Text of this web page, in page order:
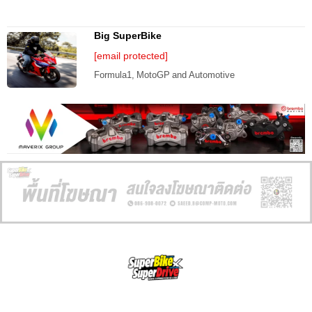
Big SuperBike
[email protected]
Formula1, MotoGP and Automotive